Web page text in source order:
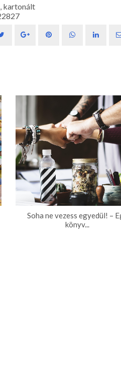
kartonált
Soha ne vezess egyedül! –
könyv...